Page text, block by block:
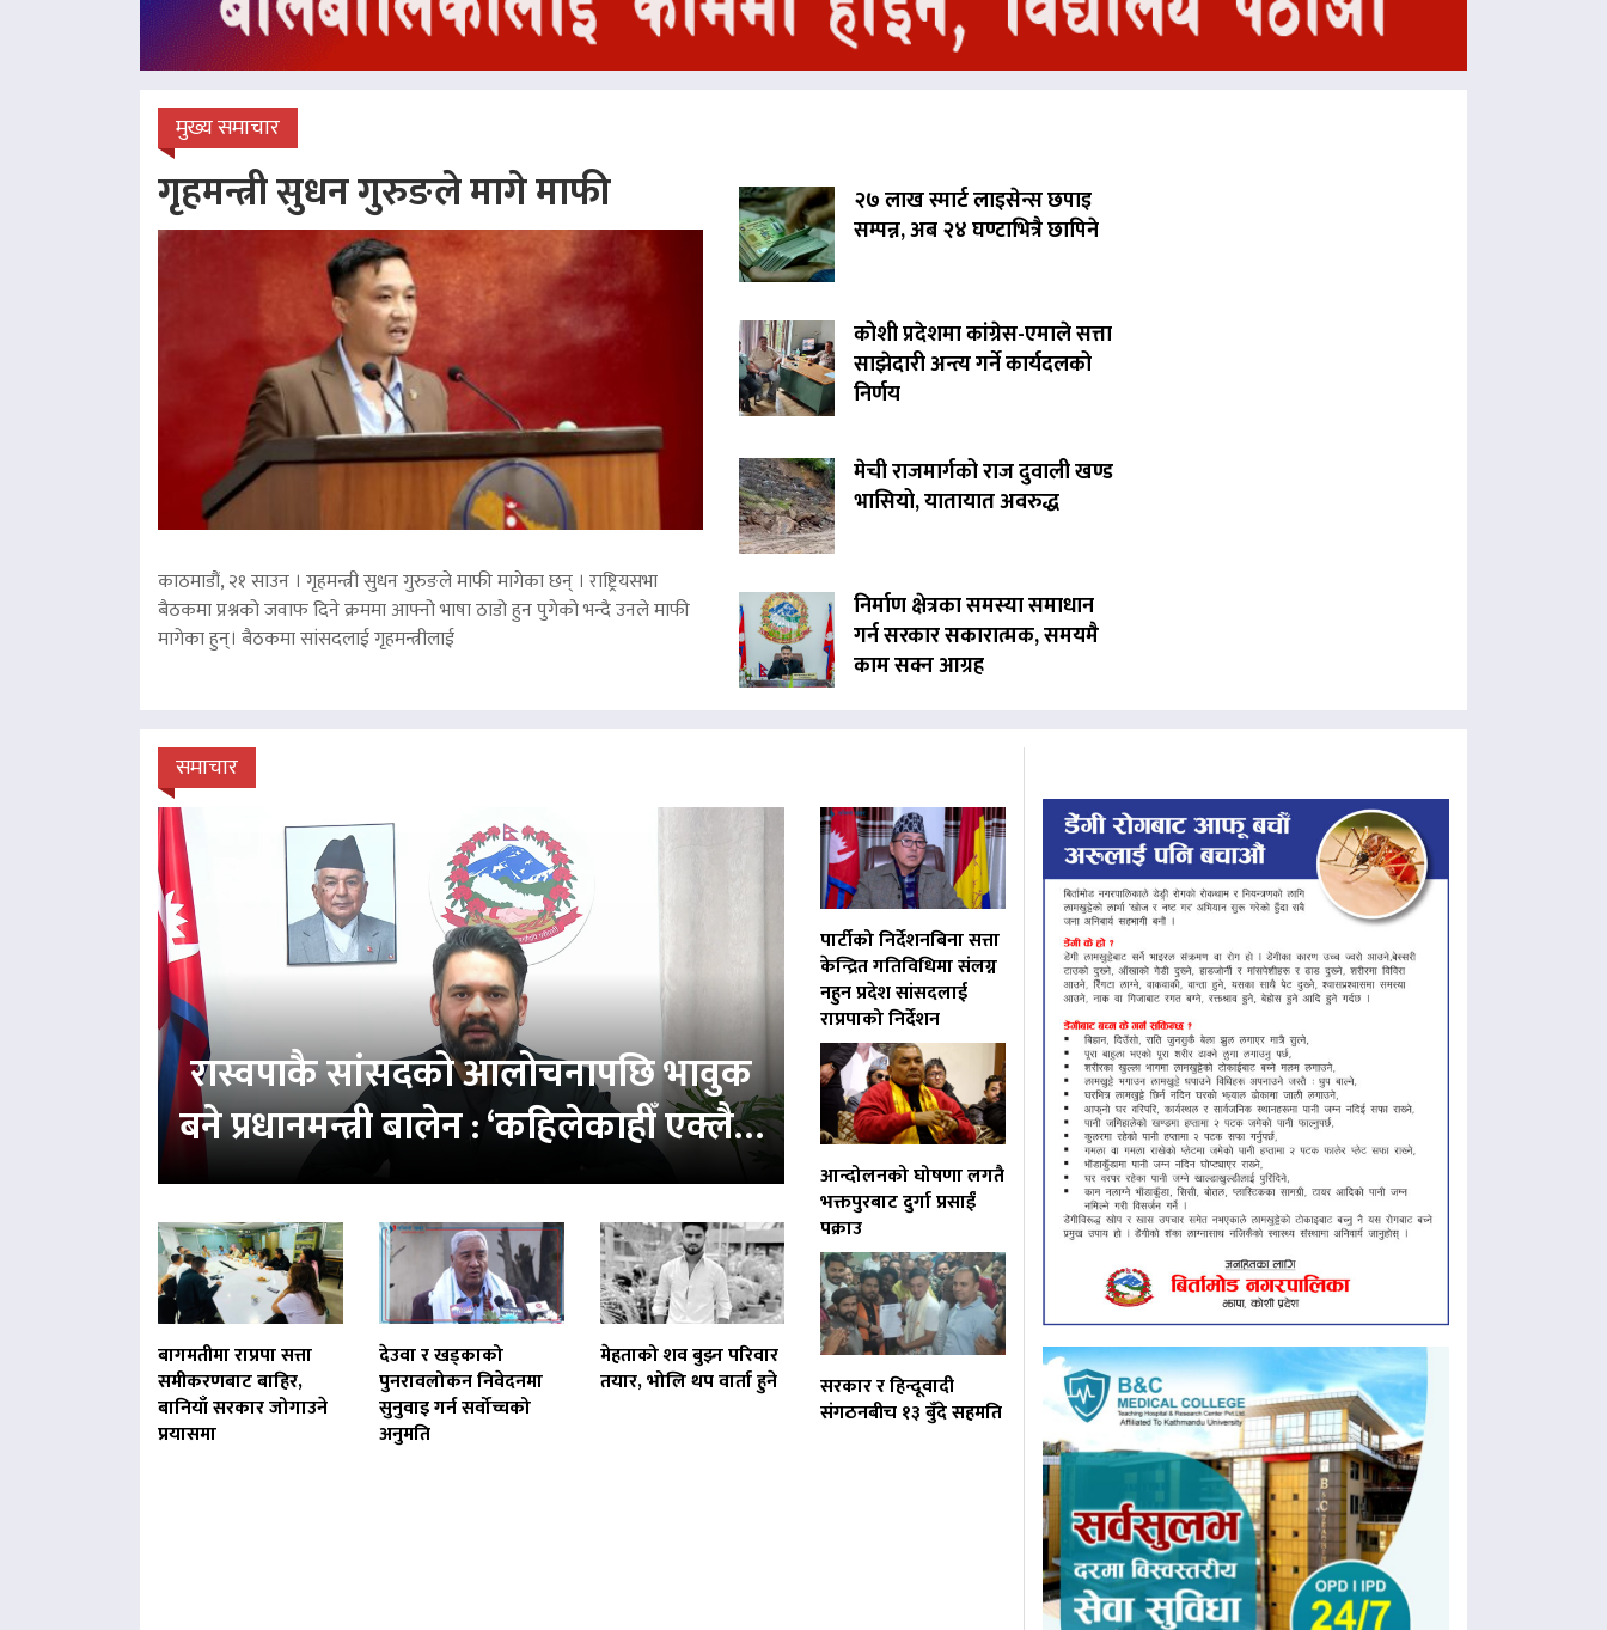
मुख्य समाचार
गृहमन्त्री सुधन गुरुङले मागे माफी
काठमाडौं, २१ साउन । गृहमन्त्री सुधन गुरुङले माफी मागेका छन् । राष्ट्रियसभा
बैठकमा प्रश्नको जवाफ दिने क्रममा आफ्नो भाषा ठाडो हुन पुगेको भन्दै उनले माफी
मागेका हुन्। बैठकमा सांसदलाई गृहमन्त्रीलाई
२७ लाख स्मार्ट लाइसेन्स छपाइ
सम्पन्न, अब २४ घण्टाभित्रै छापिने
कोशी प्रदेशमा कांग्रेस-एमाले सत्ता
साझेदारी अन्त्य गर्ने कार्यदलको
निर्णय
मेची राजमार्गको राज दुवाली खण्ड
भासियो, यातायात अवरुद्ध
निर्माण क्षेत्रका समस्या समाधान
गर्न सरकार सकारात्मक, समयमै
काम सक्न आग्रह
समाचार
रास्वपाकै सांसदको आलोचनापछि भावुक
बने प्रधानमन्त्री बालेन : ‘कहिलेकाहीँ एक्लै…
बागमतीमा राप्रपा सत्ता
समीकरणबाट बाहिर,
बानियाँ सरकार जोगाउने
प्रयासमा
देउवा र खड्काको
पुनरावलोकन निवेदनमा
सुनुवाइ गर्न सर्वोच्चको
अनुमति
मेहताको शव बुझ्न परिवार
तयार, भोलि थप वार्ता हुने
पार्टीको निर्देशनबिना सत्ता
केन्द्रित गतिविधिमा संलग्न
नहुन प्रदेश सांसदलाई
राप्रपाको निर्देशन
आन्दोलनको घोषणा लगतै
भक्तपुरबाट दुर्गा प्रसाईं
पक्राउ
सरकार र हिन्दूवादी
संगठनबीच १३ बुँदे सहमति